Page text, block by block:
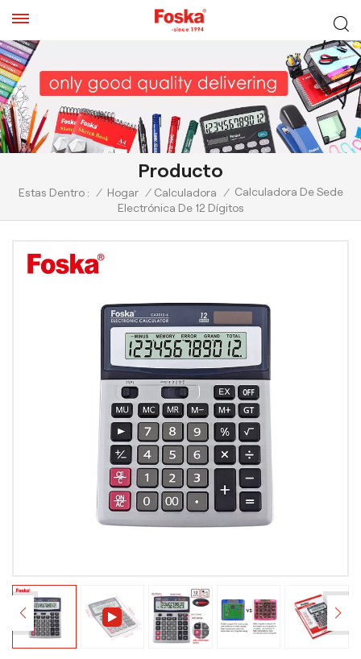
Producto
Estas Dentro : / Hogar / Calculadora / Calculadora De Sede
Electrónica De 12 Dígitos